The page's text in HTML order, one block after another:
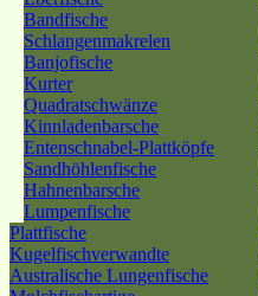
Bandfische
Schlangenmakrelen
Banjofische
Kurter
Quadratschwänze
Kinnladenbarsche
Entenschnabel-Plattköpfe
Sandhöhlenfische
Hahnenbarsche
Lumpenfische
Plattfische
Kugelfischverwandte
Australische Lungenfische